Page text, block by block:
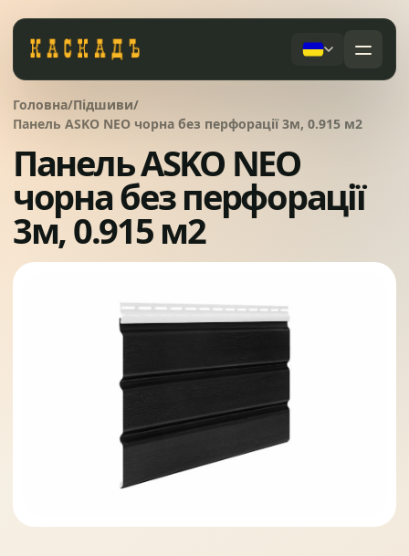
Послуги
Дах під ключ
Про компанію
01 Черепиця та комплектуючі
02 Фасади та тераси
03 Заборы
Солнце защита
08 Навіси з полікарбонату
Головна/Підшиви/
Панель ASKO NEO чорна без перфорації 3м, 0.915 м2
Панель ASKO NEO
чорна без перфорації
3м, 0.915 м2